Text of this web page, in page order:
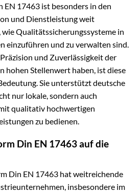
EN 17463 ist besonders in den
und Dienstleistung weit
Qualitätssicherungssysteme in
einzuführen und zu verwalten sind.
und Zuverlässigkeit der
hohen Stellenwert haben, ist diese
Sie unterstützt deutsche
nur lokale, sondern auch
qualitativ hochwertigen
zu bedienen.
Din EN 17463 auf die
Din EN 17463 hat weitreichende
insbesondere im